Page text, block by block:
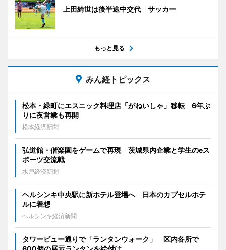
上田綺世は後半途中交代 サッカー
もっと見る
みん経トピックス
松本・緑町にエスニック料理店「がねいしゃ」移転 6年ぶ
りに夜営業も再開
松本経済新聞
弘道館・偕楽園をゲームで再現 茨城県内企業と学生のeス
ポーツ交流戦
水戸経済新聞
ヘルシンキ中央駅に新ホテル登場へ 日本のカプセルホテ
ルに着想
ヘルシンキ経済新聞
タワービュー通りで「ランタンウォーク」 区内各所で